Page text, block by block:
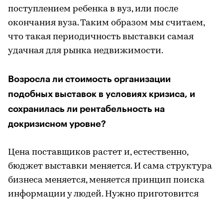
поступлением ребенка в вуз, или после
окончания вуза. Таким образом мы считаем,
что такая периодичность выставки самая
удачная для рынка недвижимости.
Возросла ли стоимость организации
подобных выставок в условиях кризиса, и
сохранилась ли рентабельность на
докризисном уровне?
Цена поставщиков растет и, естественно,
бюджет выставки меняется. И сама структура
бизнеса меняется, меняется принцип поиска
информации у людей. Нужно приготовится